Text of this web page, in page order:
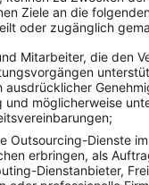
Ziele an die
oder zugänglich
Mitarbeiter, die den
ausdrücklicher
und möglicherweise
Outsourcing-Dienste
erbringen, als
Dienstanbieter,